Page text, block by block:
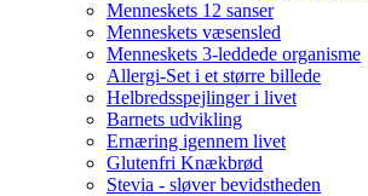
Menneskets 12 sanser
Menneskets væsensled
Menneskets 3-leddede organisme
Allergi-Set i et større billede
Helbredsspejlinger i livet
Barnets udvikling
Ernæring igennem livet
Glutenfri Knækbrød
Stevia - sløver bevidstheden